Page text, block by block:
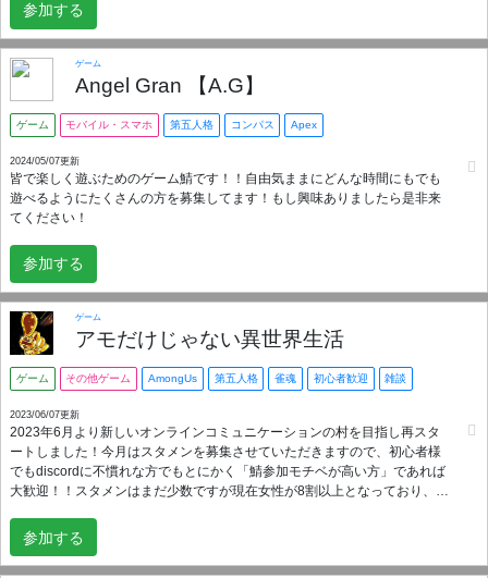
参加する
ゲーム
Angel Gran 【A.G】
ゲーム モバイル・スマホ 第五人格 コンパス Apex
2024/05/07更新
皆で楽しく遊ぶためのゲーム鯖です！！自由気ままにどんな時間にもでも
遊べるようにたくさんの方を募集してます！もし興味ありましたら是非来
てください！
参加する
ゲーム
アモだけじゃない異世界生活
ゲーム その他ゲーム AmongUs 第五人格 雀魂 初心者歓迎 雑談
2023/06/07更新
2023年6月より新しいオンラインコミュニケーションの村を目指し再スタ
ートしました！今月はスタメンを募集させていただきますので、初心者様
でもdiscordに不慣れな方でもとにかく「鯖参加モチベが高い方」であれば
大歓迎！！スタメンはまだ少数ですが現在女性が8割以上となっており、初
けられる方のみの募集となります。オンラインでの素敵な出会いとコミュ
ニケーションが提供できるよう、アモアス以外でもイベントと企画を行う
予定です。 AmongUsをメインに掲げておりますが、どのゲームを遊ばれる
参加する